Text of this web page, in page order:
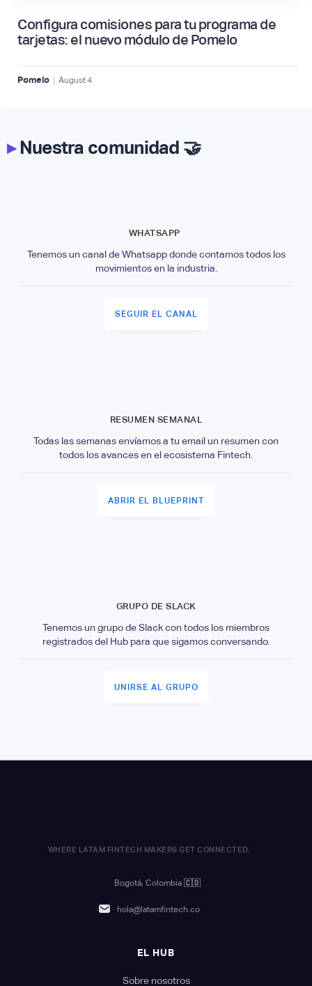
Configura comisiones para tu programa de
tarjetas: el nuevo módulo de Pomelo
Pomelo | August4
▸Nuestra comunidad 🤝
WHATSAPP
Tenemos un canal de Whatsapp donde contamos todos los
movimientos en la industria.
SEGUIR EL CANAL
RESUMEN SEMANAL
Todas las semanas envíamos a tu email un resumen con
todos los avances en el ecosistema Fintech.
ABRIR EL BLUEPRINT
GRUPO DE SLACK
Tenemos un grupo de Slack con todos los miembros
registrados del Hub para que sigamos conversando.
UNIRSE AL GRUPO
WHERE LATAM FINTECH MAKERS GET CONNECTED.
Bogotá, Colombia 🇨🇴
hola@latamfintech.co
EL HUB
Sobre nosotros